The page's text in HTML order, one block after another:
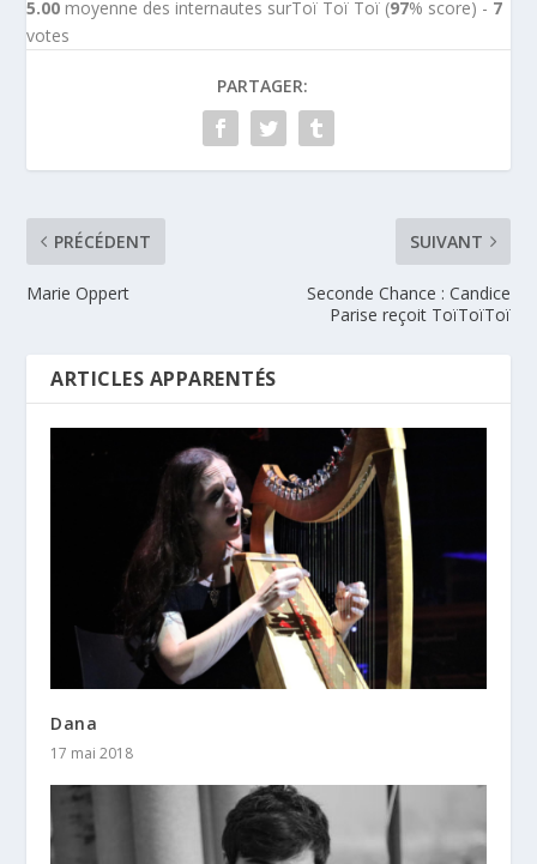
5.00 moyenne des internautes surToï Toï Toï (97% score) - 7
votes
PARTAGER:
PRÉCÉDENT
Marie Oppert
SUIVANT
Seconde Chance : Candice
Parise reçoit ToïToïToï
ARTICLES APPARENTÉS
Dana
17 mai 2018